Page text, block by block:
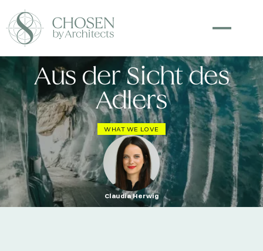
Aus der Sicht des
Adlers
WHAT WE LOVE
Claudia Herwig